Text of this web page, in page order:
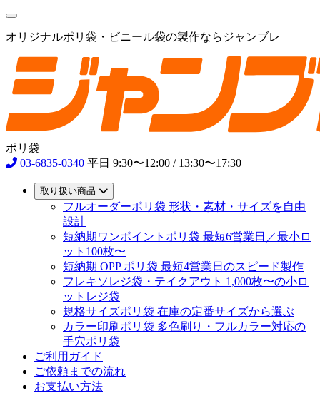
オリジナルポリ袋・ビニール袋の製作ならジャンブレ
ポリ袋
03-6835-0340 平日 9:30〜12:00 / 13:30〜17:30
取り扱い商品
フルオーダーポリ袋 形状・素材・サイズを自由
設計
短納期ワンポイントポリ袋 最短6営業日／最小ロ
ット100枚〜
短納期 OPP ポリ袋 最短4営業日のスピード製作
フレキソレジ袋・テイクアウト 1,000枚〜の小ロ
ットレジ袋
規格サイズポリ袋 在庫の定番サイズから選ぶ
カラー印刷ポリ袋 多色刷り・フルカラー対応の
手穴ポリ袋
ご利用ガイド
ご依頼までの流れ
お支払い方法